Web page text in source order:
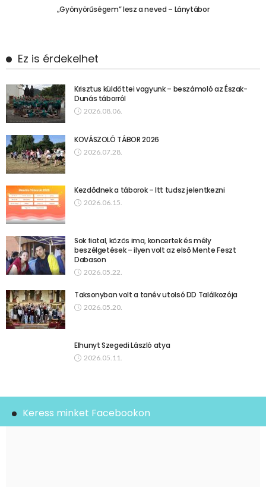
„Gyönyörűségem” lesz a neved – Lánytábor
Ez is érdekelhet
Krisztus küldöttei vagyunk – beszámoló az Észak-
Dunás táborról
2026.08.06.
KOVÁSZOLÓ TÁBOR 2026
2026.07.28.
Kezdődnek a táborok – Itt tudsz jelentkezni
2026.06.15.
Sok fiatal, közös ima, koncertek és mély
beszélgetések – ilyen volt az első Mente Feszt
Dabason
2026.05.22.
Taksonyban volt a tanév utolsó DD Találkozója
2026.05.20.
Elhunyt Szegedi László atya
2026.05.11.
Keress minket Facebookon